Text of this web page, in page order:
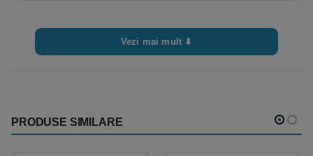
Vezi mai mult ⬇
PRODUSE SIMILARE